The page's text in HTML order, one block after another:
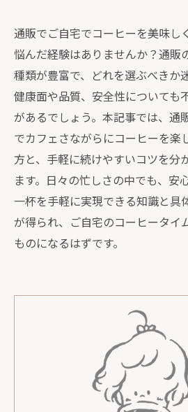
通販でご自宅でコーヒーを美味し
悩んだ経験はありませんか？通販
種類が豊富で、どれを選ぶべきか
健康面や品質、安全性についても
があるでしょう。本記事では、通
でカフェさながらにコーヒーを楽
方と、手軽に続けやすいコツを分
ます。日々の忙しさの中でも、安
一杯を手軽に実現できる知識と具
が得られ、ご自宅のコーヒータイ
ものになるはずです。